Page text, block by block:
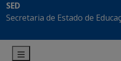
SED
Secretaria de Estado de